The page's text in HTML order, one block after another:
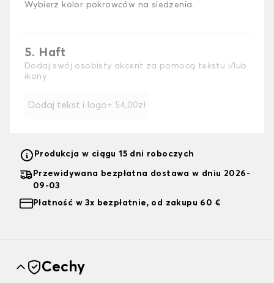
Wybierz kolor pokrowców na siedzenia.
5. Haft
Dodaj swój osobisty akcent za pomocą tekstu i/lub
ikony
Dodaj tekst i logo + 54,00zł
Produkcja w ciągu 15 dni roboczych
Przewidywana bezpłatna dostawa w dniu 2026-
09-03
Płatność w 3x bezpłatnie, od zakupu 60 €
Cechy